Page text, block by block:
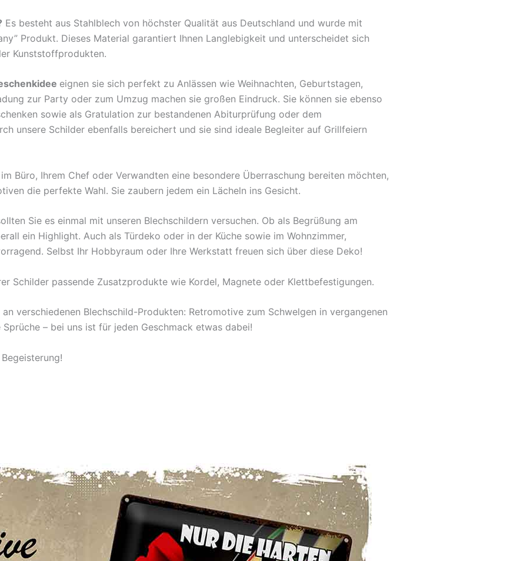
Es besteht aus Stahlblech von höchster Qualität aus Deutschland und wurde mit
Produkt. Dieses Material garantiert Ihnen Langlebigkeit und unterscheidet sich
Kunststoffprodukten.
eignen sie sich perfekt zu Anlässen wie Weihnachten, Geburtstagen,
zur Party oder zum Umzug machen sie großen Eindruck. Sie können sie ebenso
sowie als Gratulation zur bestandenen Abiturprüfung oder dem
unsere Schilder ebenfalls bereichert und sie sind ideale Begleiter auf Grillfeiern
Büro, Ihrem Chef oder Verwandten eine besondere Überraschung bereiten möchten,
die perfekte Wahl. Sie zaubern jedem ein Lächeln ins Gesicht.
Sie es einmal mit unseren Blechschildern versuchen. Ob als Begrüßung am
ein Highlight. Auch als Türdeko oder in der Küche sowie im Wohnzimmer,
Selbst Ihr Hobbyraum oder Ihre Werkstatt freuen sich über diese Deko!
Schilder passende Zusatzprodukte wie Kordel, Magnete oder Klettbefestigungen.
verschiedenen Blechschild-Produkten: Retromotive zum Schwelgen in vergangenen
– bei uns ist für jeden Geschmack etwas dabei!